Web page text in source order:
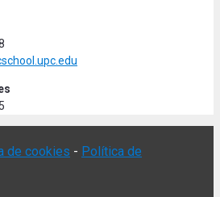
de cookies - Política de